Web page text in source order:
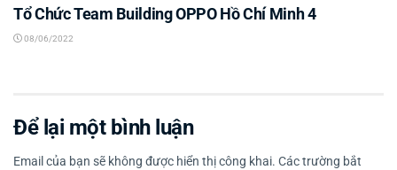
Tổ Chức Team Building OPPO Hồ Chí Minh 4
08/06/2022
Để lại một bình luận
Email của bạn sẽ không được hiển thị công khai. Các trường bắt